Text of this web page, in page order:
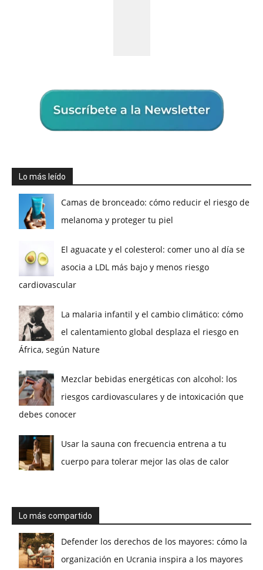
Lo más leído
Camas de bronceado: cómo reducir el riesgo de
melanoma y proteger tu piel
El aguacate y el colesterol: comer uno al día se
asocia a LDL más bajo y menos riesgo
cardiovascular
La malaria infantil y el cambio climático: cómo
el calentamiento global desplaza el riesgo en
África, según Nature
Mezclar bebidas energéticas con alcohol: los
riesgos cardiovasculares y de intoxicación que
debes conocer
Usar la sauna con frecuencia entrena a tu
cuerpo para tolerar mejor las olas de calor
Lo más compartido
Defender los derechos de los mayores: cómo la
organización en Ucrania inspira a los mayores